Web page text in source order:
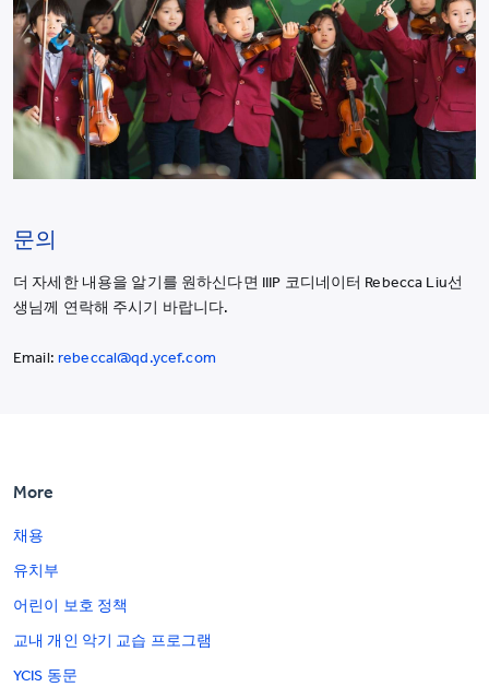
문의
더 자세한 내용을 알기를 원하신다면 IIIP 코디네이터 Rebecca Liu선
생님께 연락해 주시기 바랍니다.
Email: rebeccal@qd.ycef.com
More
채용
유치부
어린이 보호 정책
교내 개인 악기 교습 프로그램
YCIS 동문